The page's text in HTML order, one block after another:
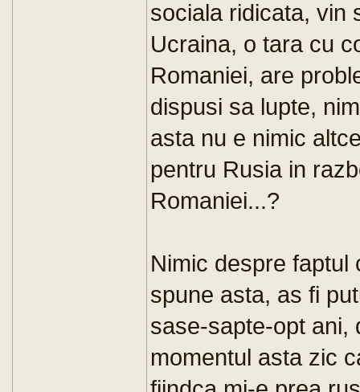
sociala ridicata, vin
Ucraina, o tara cu
Romaniei, are
dispusi sa lupte,
asta nu e nimic
pentru Rusia in
Romaniei...?
Nimic despre faptul
spune asta, as fi
sase-sapte-opt ani,
momentul asta zic